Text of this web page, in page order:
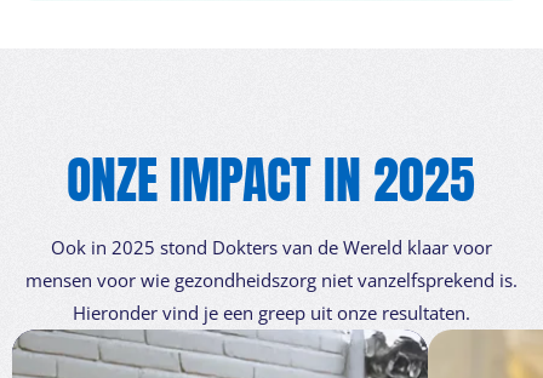
ONZE IMPACT IN 2025
Ook in 2025 stond Dokters van de Wereld klaar voor
mensen voor wie gezondheidszorg niet vanzelfsprekend is.
Hieronder vind je een greep uit onze resultaten.